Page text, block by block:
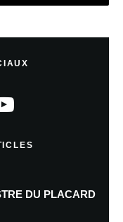
DU PLACARD